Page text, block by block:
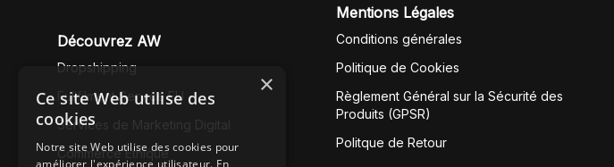
Découvrez AW
Dropshipping
Fullfilment Service EU
Services de Marketing Digital
Commerce Éthique
Mentions Légales
Conditions générales
Politique de Cookies
Règlement Général sur la Sécurité des
Produits (GPSR)
Politque de Retour
×
Ce site Web utilise des
cookies
Notre site Web utilise des cookies pour
améliorer l'expérience utilisateur. En